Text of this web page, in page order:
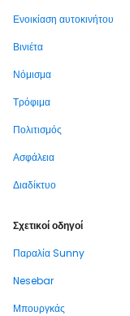
Ενοικίαση αυτοκινήτου
Βινιέτα
Νόμισμα
Τρόφιμα
Πολιτισμός
Ασφάλεια
Διαδίκτυο
Σχετικοί οδηγοί
Παραλία Sunny
Nesebar
Μπουργκάς